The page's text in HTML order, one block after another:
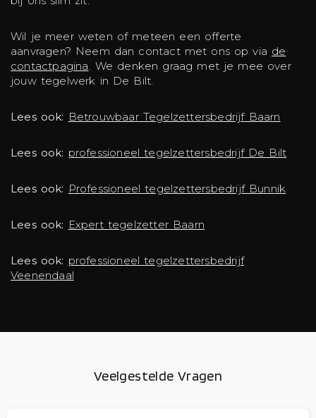
Wil je meer weten of meteen een offerte
aanvragen? Neem dan contact met ons op via de
contactpagina . We denken graag met je mee over
jouw tegelwerk in De Bilt.
Lees ook: Betrouwbaar Tegelzettersbedrijf Baarn
Lees ook: professioneel tegelzettersbedrijf De Bilt
Lees ook: Professioneel tegelzettersbedrijf Bunnik
Lees ook: Expert tegelzetter Baarn
Lees ook: professioneel tegelzettersbedrijf
Veenendaal
Veelgestelde Vragen